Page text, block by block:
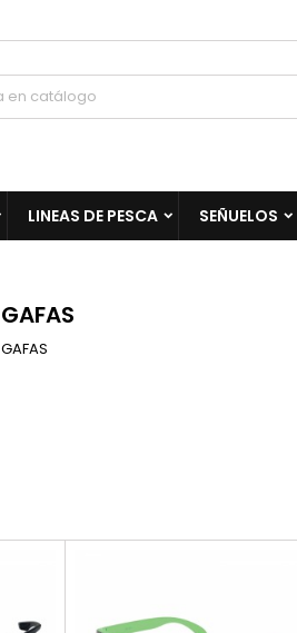
LINEAS DE PESCA SEÑUELOS
GAFAS
GAFAS